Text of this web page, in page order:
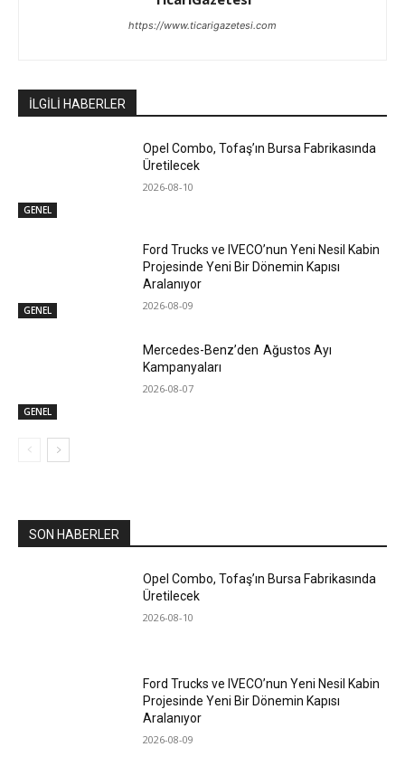
https://www.ticarigazetesi.com
İLGİLİ HABERLER
GENEL
Opel Combo, Tofaş’ın Bursa Fabrikasında
Üretilecek
2026-08-10
GENEL
Ford Trucks ve IVECO’nun Yeni Nesil Kabin
Projesinde Yeni Bir Dönemin Kapısı
Aralanıyor
2026-08-09
GENEL
Mercedes-Benz’den Ağustos Ayı
Kampanyaları
2026-08-07
SON HABERLER
Opel Combo, Tofaş’ın Bursa Fabrikasında
Üretilecek
2026-08-10
Ford Trucks ve IVECO’nun Yeni Nesil Kabin
Projesinde Yeni Bir Dönemin Kapısı
Aralanıyor
2026-08-09